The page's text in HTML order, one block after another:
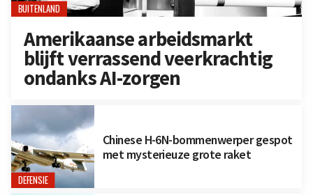
BUITENLAND
Amerikaanse arbeidsmarkt
blijft verrassend veerkrachtig
ondanks AI-zorgen
DEFENSIE
Chinese H-6N-bommenwerper gespot
met mysterieuze grote raket